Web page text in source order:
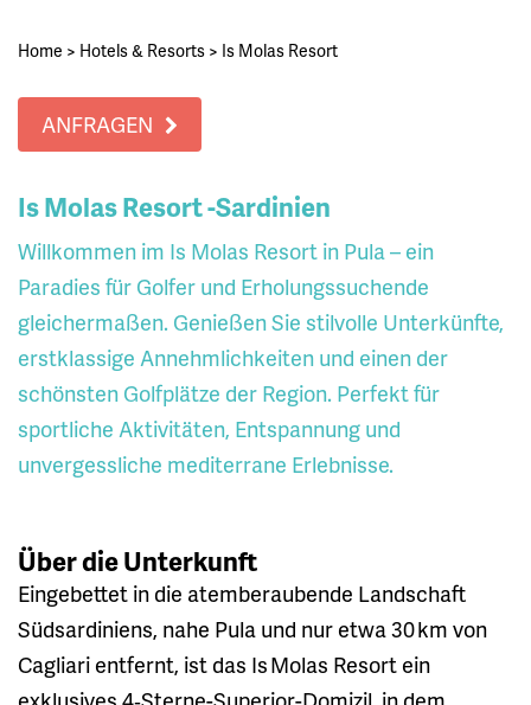
Home > Hotels & Resorts > Is Molas Resort
ANFRAGEN
Is Molas Resort -Sardinien
Willkommen im Is Molas Resort in Pula – ein
Paradies für Golfer und Erholungssuchende
gleichermaßen. Genießen Sie stilvolle Unterkünfte,
erstklassige Annehmlichkeiten und einen der
schönsten Golfplätze der Region. Perfekt für
sportliche Aktivitäten, Entspannung und
unvergessliche mediterrane Erlebnisse.
Über die Unterkunft
Eingebettet in die atemberaubende Landschaft
Südsardiniens, nahe Pula und nur etwa 30 km von
Cagliari entfernt, ist das Is Molas Resort ein